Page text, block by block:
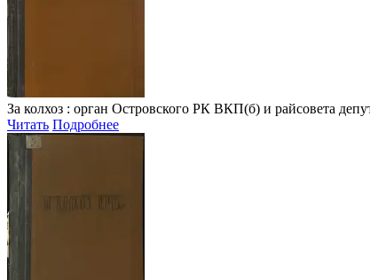
За колхоз : орган Островского РК ВКП(б) и райсовета
Читать Подробнее